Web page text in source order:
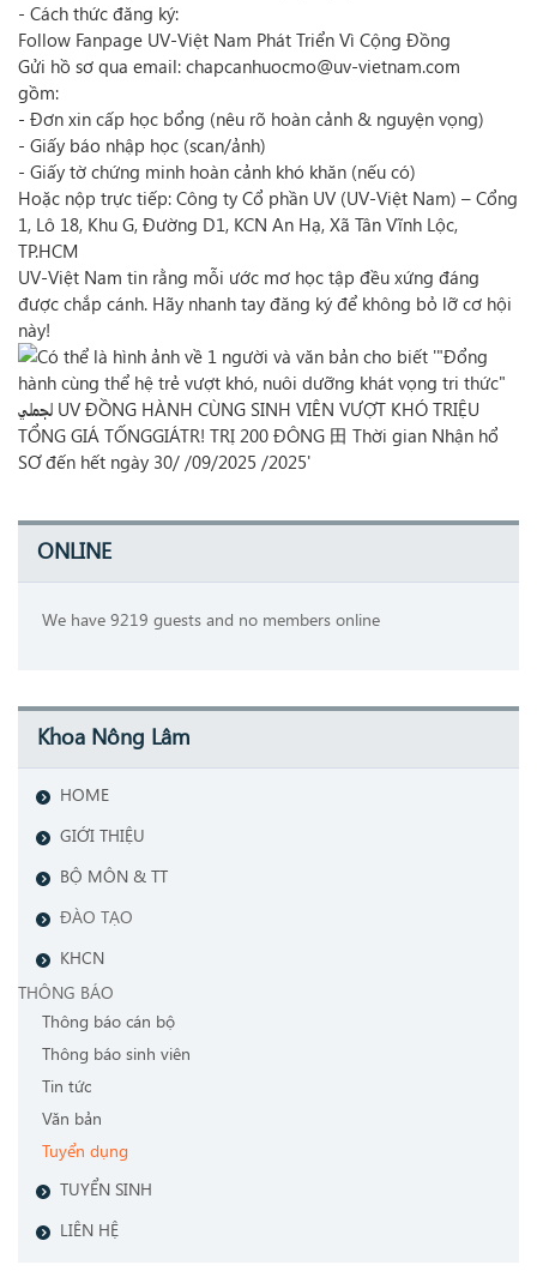
- Cách thức đăng ký:
Follow Fanpage UV-Việt Nam Phát Triển Vì Cộng Đồng
Gửi hồ sơ qua email: chapcanhuocmo@uv-vietnam.com
gồm:
- Đơn xin cấp học bổng (nêu rõ hoàn cảnh & nguyện vọng)
- Giấy báo nhập học (scan/ảnh)
- Giấy tờ chứng minh hoàn cảnh khó khăn (nếu có)
Hoặc nộp trực tiếp: Công ty Cổ phần UV (UV-Việt Nam) – Cổng
1, Lô 18, Khu G, Đường D1, KCN An Hạ, Xã Tân Vĩnh Lộc,
TP.HCM
UV-Việt Nam tin rằng mỗi ước mơ học tập đều xứng đáng
được chắp cánh. Hãy nhanh tay đăng ký để không bỏ lỡ cơ hội
này!
ONLINE
We have 9219 guests and no members online
Khoa Nông Lâm
HOME
GIỚI THIỆU
BỘ MÔN & TT
ĐÀO TẠO
KHCN
THÔNG BÁO
Thông báo cán bộ
Thông báo sinh viên
Tin tức
Văn bản
Tuyển dụng
TUYỂN SINH
LIÊN HỆ